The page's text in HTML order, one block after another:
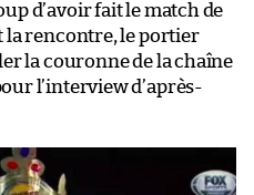
d’avoir fait le match de
la rencontre, le portier
la couronne de la chaîne
l’interview d’après-